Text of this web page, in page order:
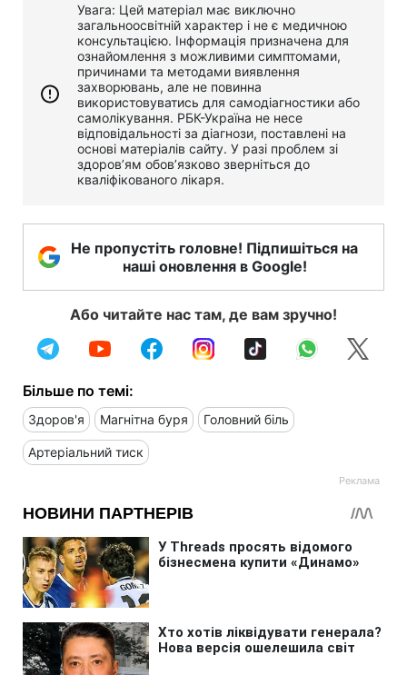
Увага: Цей матеріал має виключно
загальноосвітній характер і не є медичною
консультацією. Інформація призначена для
ознайомлення з можливими симптомами,
причинами та методами виявлення
захворювань, але не повинна
використовуватись для самодіагностики або
самолікування. РБК-Україна не несе
відповідальності за діагнози, поставлені на
основі матеріалів сайту. У разі проблем зі
здоров’ям обов’язково зверніться до
кваліфікованого лікаря.
Не пропустіть головне! Підпишіться на
наші оновлення в Google!
Або читайте нас там, де вам зручно!
Більше по темі:
Здоров'я Магнітна буря Головний біль
Артеріальний тиск